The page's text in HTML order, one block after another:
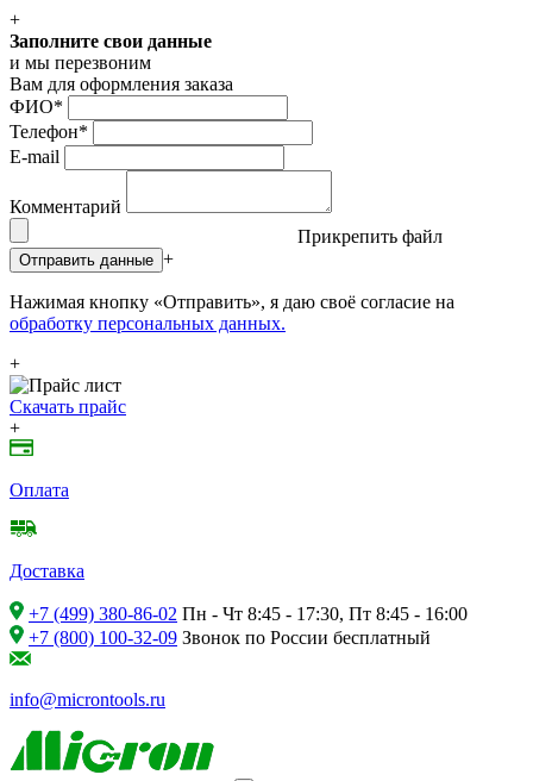
+
Заполните свои данные
и мы перезвоним
Вам для оформления заказа
ФИО*
Телефон*
E-mail
Комментарий
Прикрепить файл
Отправить данные +
Нажимая кнопку «Отправить», я даю своё согласие на
обработку персональных данных.
+
Скачать прайс
+
Оплата
Доставка
+7 (499) 380-86-02 Пн - Чт 8:45 - 17:30, Пт 8:45 - 16:00
+7 (800) 100-32-09 Звонок по России бесплатный
info@microntools.ru